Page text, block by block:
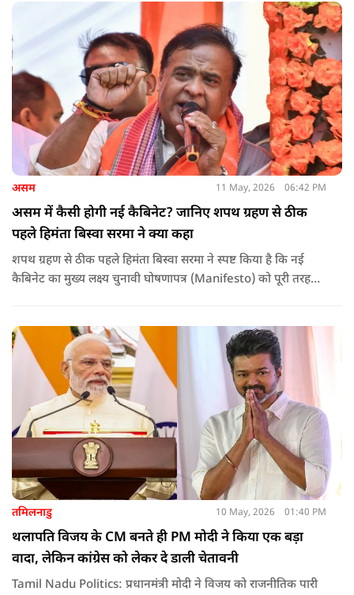
असम 11 May, 2026 06:42 PM
असम में कैसी होगी नई कैबिनेट? जानिए शपथ ग्रहण से ठीक
पहले हिमंता बिस्वा सरमा ने क्या कहा
शपथ ग्रहण से ठीक पहले हिमंता बिस्वा सरमा ने स्पष्ट किया है कि नई
कैबिनेट का मुख्य लक्ष्य चुनावी घोषणापत्र (Manifesto) को पूरी तरह
तमिलनाडु 10 May, 2026 01:40 PM
थलापति विजय के CM बनते ही PM मोदी ने किया एक बड़ा
वादा, लेकिन कांग्रेस को लेकर दे डाली चेतावनी
Tamil Nadu Politics: प्रधानमंत्री मोदी ने विजय को राजनीतिक पारी